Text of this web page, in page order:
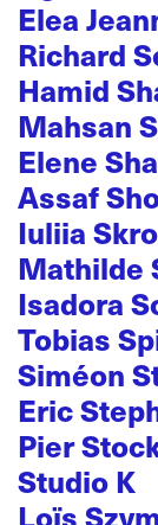
Elea
Richard
Hamid
Mahsan
Elene
Assaf
Iuliia
Mathilde
Isadora
Tobias
Siméon
Eric
Pier
Studio K
Loïs